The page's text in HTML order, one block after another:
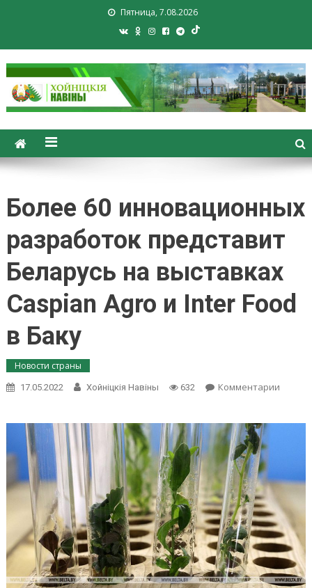
Пятница, 7.08.2026
Хойники. Хойнiцкiя навiны.
Новости Хойник. Районная
Более 60 инновационных
разработок представит
Беларусь на выставках
Caspian Agro и Inter Food
в Баку
Новости страны
17.05.2022 Хойнiцкiя Навiны 632 Комментарииon
на
Agro
и
Inter
Food
в